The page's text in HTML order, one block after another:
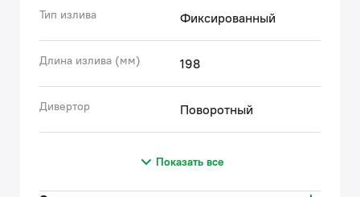
Тип излива Фиксированный
Длина излива (мм) 198
Дивертор Поворотный
Показать все